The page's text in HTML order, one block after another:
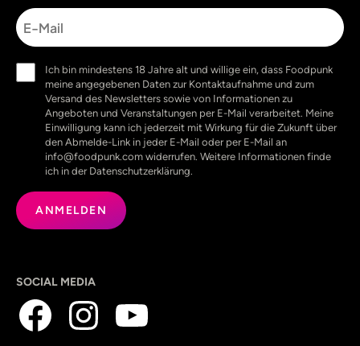
E-
Mail
(erforderlich)
Ich bin mindestens 18 Jahre alt und willige ein, dass Foodpunk
meine angegebenen Daten zur Kontaktaufnahme und zum
Versand des Newsletters sowie von Informationen zu
Angeboten und Veranstaltungen per E-Mail verarbeitet. Meine
Einwilligung kann ich jederzeit mit Wirkung für die Zukunft über
den Abmelde-Link in jeder E-Mail oder per E-Mail an
info@foodpunk.com widerrufen. Weitere Informationen finde
ich in der Datenschutzerklärung.
SOCIAL MEDIA